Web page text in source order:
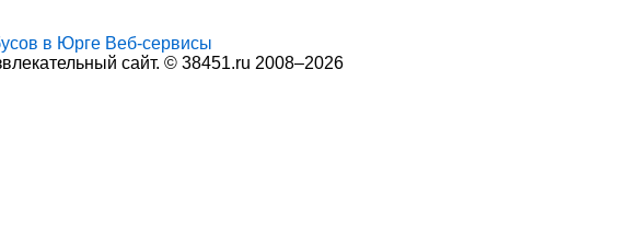
в Юрге Веб-сервисы
сайт. © 38451.ru 2008–2026